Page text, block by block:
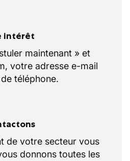
intérêt
maintenant » et
votre adresse e-mail
téléphone.
de votre secteur vous
donnons toutes les